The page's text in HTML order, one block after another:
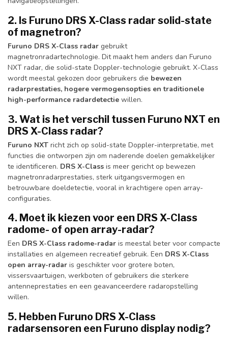
2. Is Furuno DRS X-Class radar solid-state
of magnetron?
Furuno DRS X-Class radar gebruikt
magnetronradartechnologie. Dit maakt hem anders dan Furuno
NXT radar, die solid-state Doppler-technologie gebruikt. X-Class
wordt meestal gekozen door gebruikers die bewezen
radarprestaties, hogere vermogensopties en traditionele
high-performance radardetectie willen.
3. Wat is het verschil tussen Furuno NXT en
DRS X-Class radar?
Furuno NXT richt zich op solid-state Doppler-interpretatie, met
functies die ontworpen zijn om naderende doelen gemakkelijker
te identificeren. DRS X-Class is meer gericht op bewezen
magnetronradarprestaties, sterk uitgangsvermogen en
betrouwbare doeldetectie, vooral in krachtigere open array-
configuraties.
4. Moet ik kiezen voor een DRS X-Class
radome- of open array-radar?
Een DRS X-Class radome-radar is meestal beter voor compacte
installaties en algemeen recreatief gebruik. Een DRS X-Class
open array-radar is geschikter voor grotere boten,
vissersvaartuigen, werkboten of gebruikers die sterkere
antenneprestaties en een geavanceerdere radaropstelling
willen.
5. Hebben Furuno DRS X-Class
radarsensoren een Furuno display nodig?